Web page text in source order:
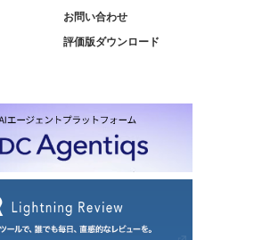
お問い合わせ
評価版ダウンロード